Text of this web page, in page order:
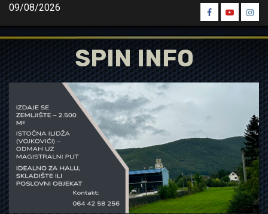
Skip
content
09/08/2026
Spin
Facebook
Spin
Youtube
Spin
SPIN INFO